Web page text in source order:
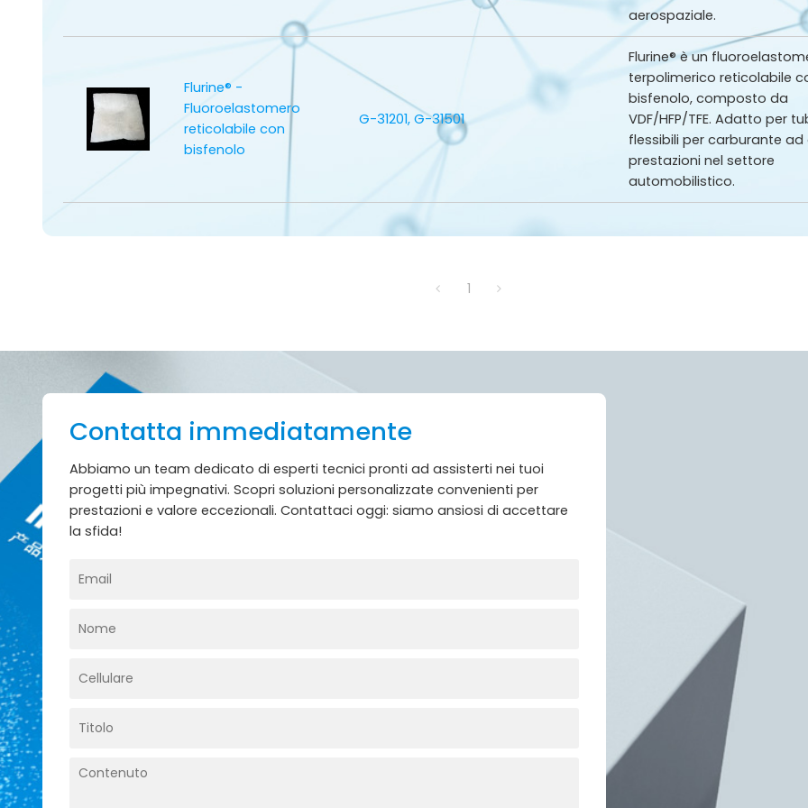
aerospaziale.
Flurine® -
Fluoroelastomero
reticolabile con
bisfenolo
G-31201, G-31501
Flurine® è un
terpolimerico reticolabile
bisfenolo, composto da
VDF/HFP/TFE. Adatto per
flessibili per carburante ad
prestazioni nel settore
automobilistico.
1
Contatta immediatamente
Abbiamo un team dedicato di esperti tecnici pronti ad assisterti nei tuoi
progetti più impegnativi. Scopri soluzioni personalizzate convenienti per
prestazioni e valore eccezionali. Contattaci oggi: siamo ansiosi di accettare
la sfida!